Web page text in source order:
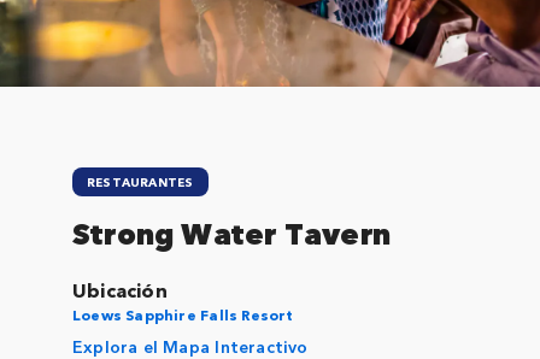
RESTAURANTES
Strong Water Tavern
Ubicación
Loews Sapphire Falls Resort
Explora el Mapa Interactivo